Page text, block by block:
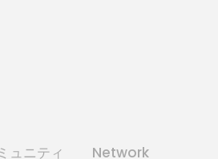
ュニティ Network